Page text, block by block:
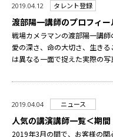
2019.04.12 タレント登録
渡部陽一講師のプロフィ
戦場カメラマンの渡部陽一講
愛の深さ、命の大切さ、生き
は異なる一面で捉えた実際の
2019.04.04 ニュース
人気の講演講師一覧＜期
2019年3月の間で、お客様の